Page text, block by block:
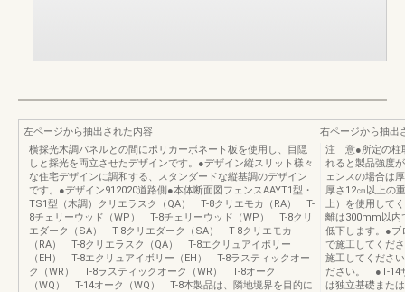
左ページから抽出された内容
横採光木調パネルとの間にポリカーボネート板を使用し、目隠
しと採光を両立させたデザインです。●デザイン縦スリット様々
な住宅デザインに調和する、スタンダードな縦基調のデザイン
です。●デザイン912020道路側●本体断面図フェンスAAYT1型・
TS1型（木調）クリエラスク（QA） T-8クリエモカ（RA） T-
8チェリーウッド（WP） T-8チェリーウッド（WP） T-8クリ
エダーク（SA） T-8クリエダーク（SA） T-8クリエモカ
（RA） T-8クリエラスク（QA） T-8エクリュアイボリー
（EH） T-8エクリュアイボリー（EH） T-8ラスティックオー
ク（WR） T-8ラスティックオーク（WR） T-8オーク
（WQ） T-14オーク（WQ） T-8本製品は、隣地境界を目的に
右ページから抽出
注 意●所定の柱
れると製品強度
ェンスの場合は
厚さ12㎝以上の
上）を使用して
離は300mm以内
低下します。●ブ
で施工してくだ
施工してくださ
ださい。 ●T-14
は独立基礎また